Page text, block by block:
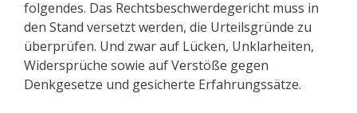
folgendes. Das Rechtsbeschwerdegericht muss in
den Stand versetzt werden, die Urteilsgründe zu
überprüfen. Und zwar auf Lücken, Unklarheiten,
Widersprüche sowie auf Verstöße gegen
Denkgesetze und gesicherte Erfahrungssätze.